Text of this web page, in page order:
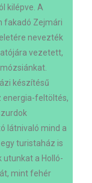
kilépve. A
fakadó Zejmári
nevezték
vezetett,
készítésű
energia-feltöltés,
látnivaló mind a
turistaház is
a Holló-
mint fehér